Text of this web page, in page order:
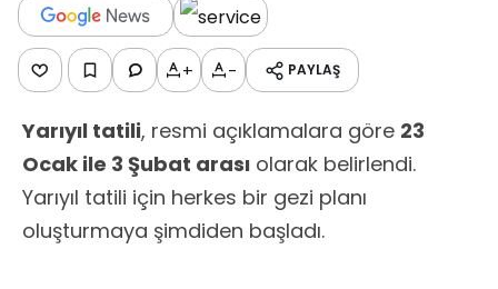
+ - PAYLAŞ
Yarıyıl tatili, resmi açıklamalara göre 23
Ocak ile 3 Şubat arası olarak belirlendi.
Yarıyıl tatili için herkes bir gezi planı
oluşturmaya şimdiden başladı.